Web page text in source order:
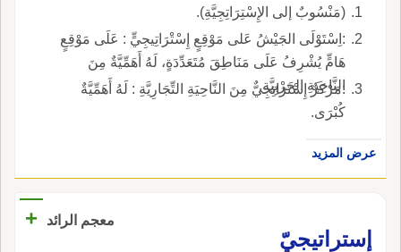
(مَنْسُوبٌ إلى الإِسْتِرَاتِجِيَّةِ).
:اِسْتَوْلَى الجَيْشُ عَلى مَوْقِعٍ إِسْتْرَاتِيجِيٍّ : عَلَى مَوْقِعٍ
هَامٍّ يُشْرِفُ عَلَى مَنَاطِقَ مُتَعَدِّدَةٍ، لَهُ أَهَمِّيَّةٌ مِنَ
النَّاحِيَةِ الحَرْبِيَّةِ.
:مَرْكَزٌ إِسْتَرَاتِجِيٌّ مِنَ النَّاحِيَةِ التِّجَارِيَّةِ : لَهُ أَهَمِّيَّةٌ
كُبْرَى.
عرض المزيد
معجم الرائد
+
إستراتيجيّ